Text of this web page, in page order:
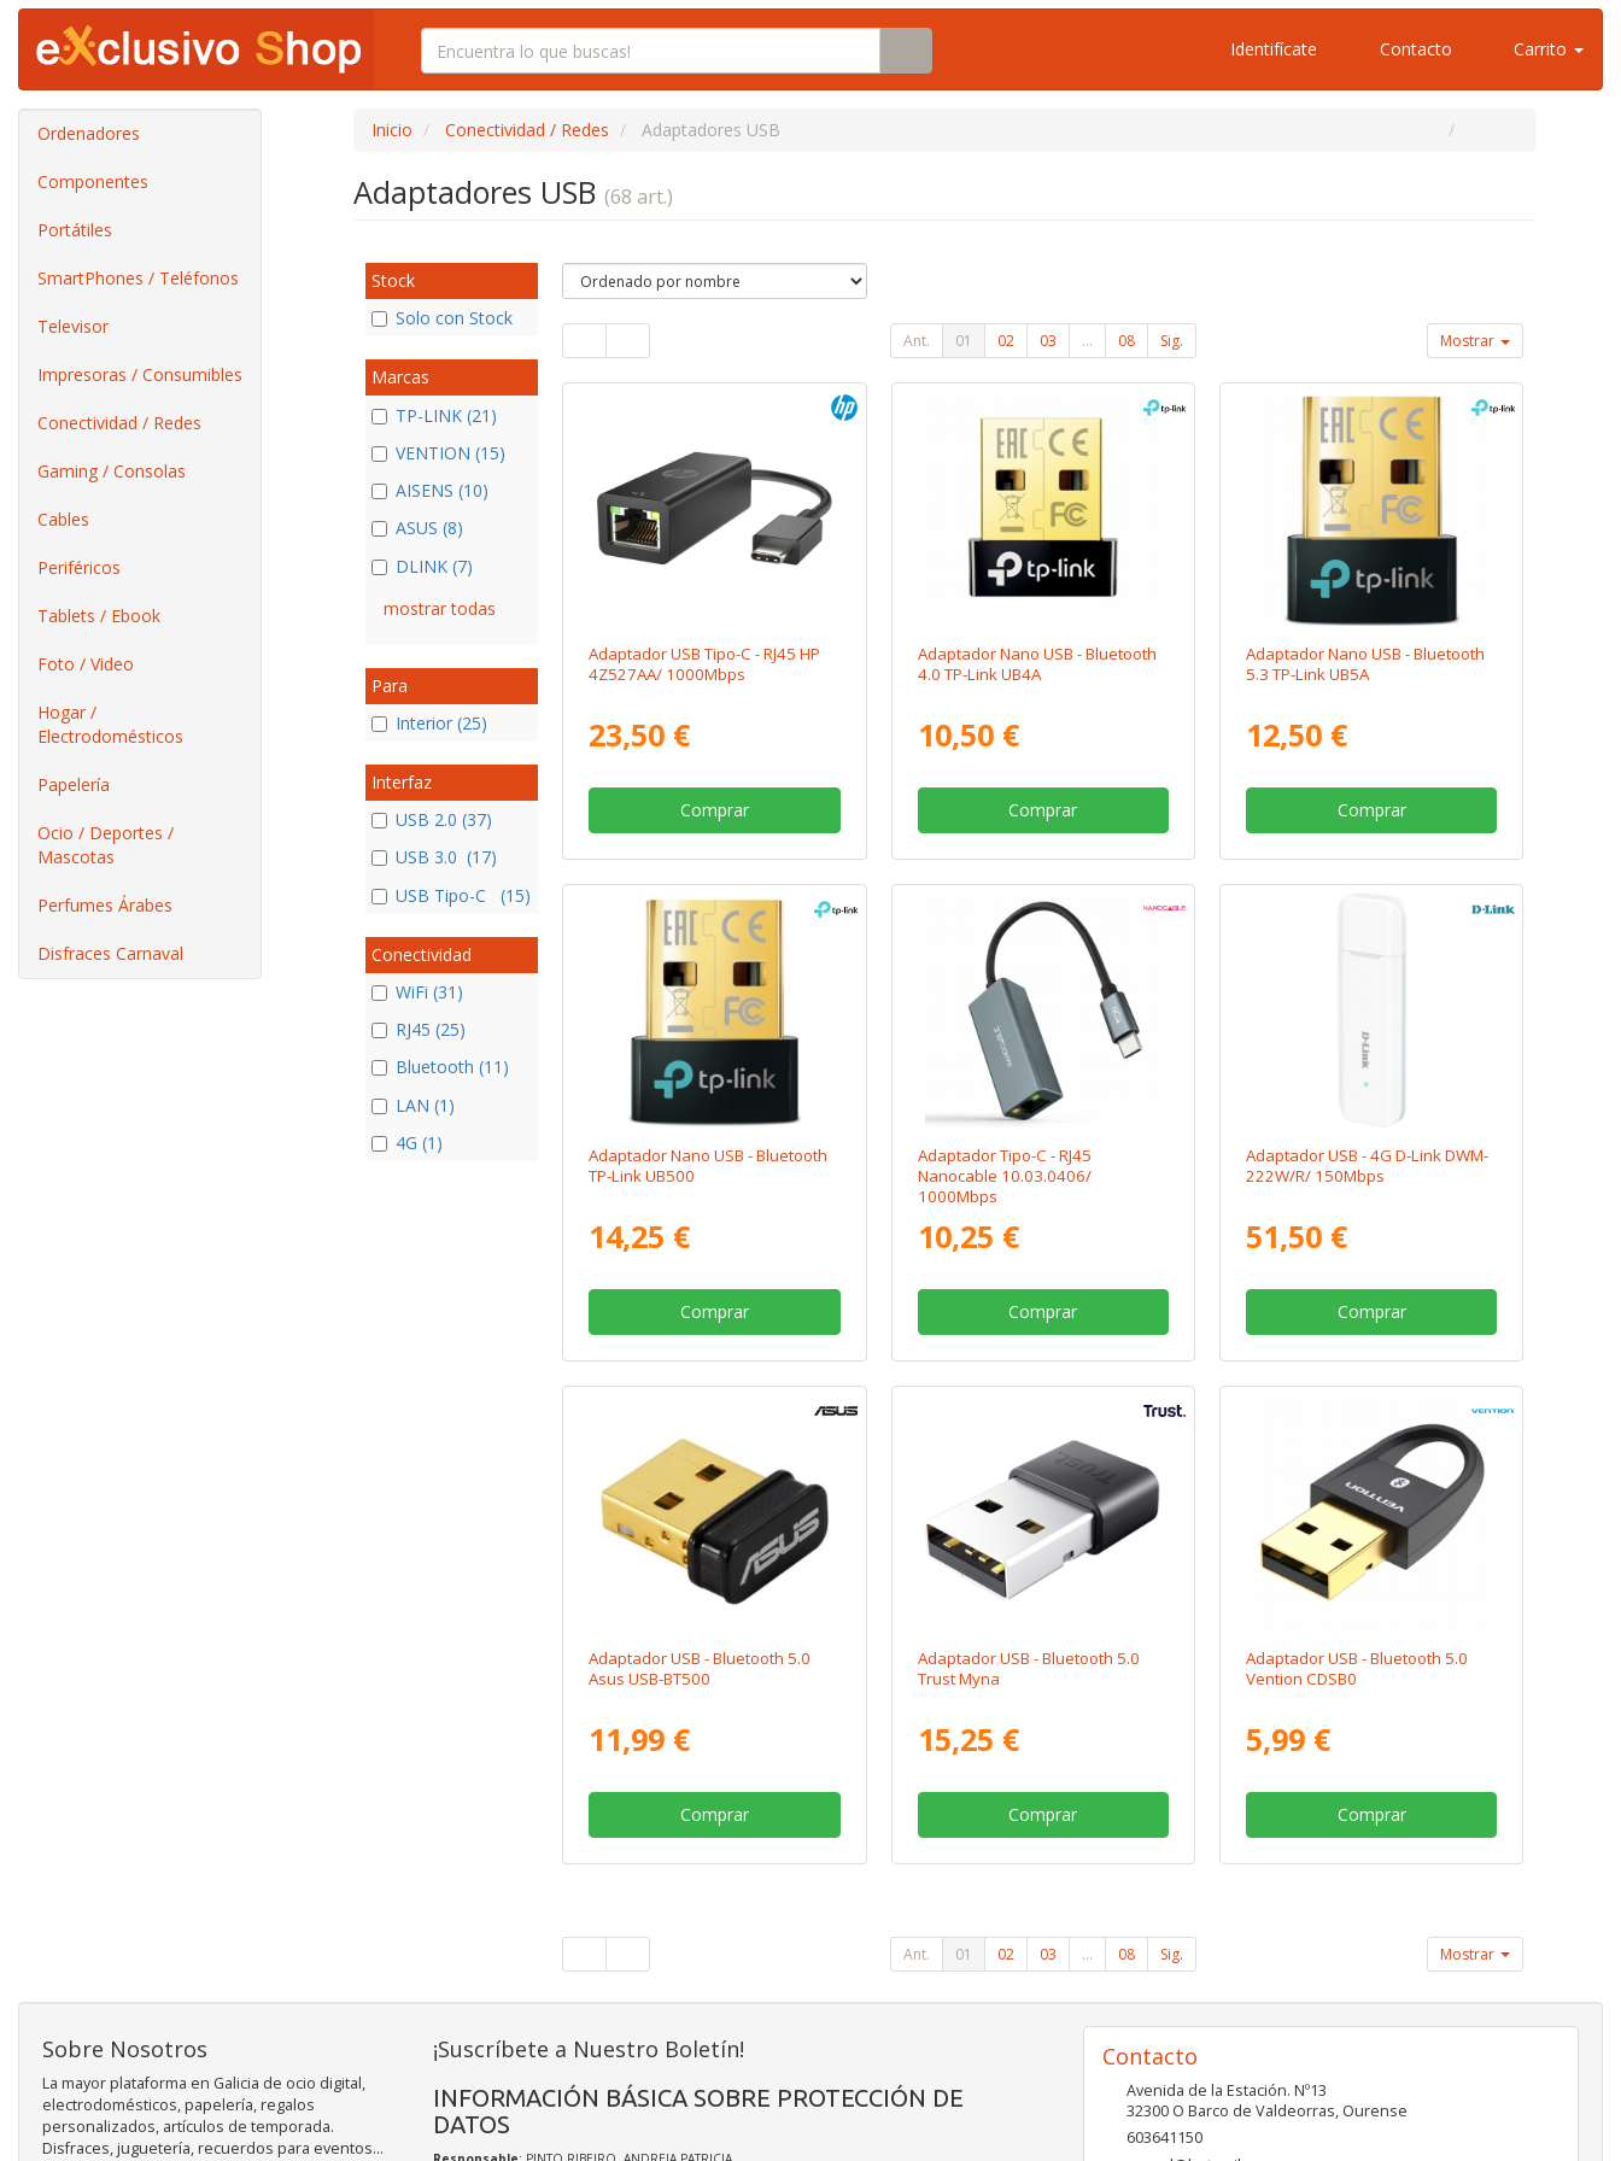
Identifícate Contacto Carrito
Ordenadores
Componentes
Portátiles
SmartPhones / Teléfonos
Televisor
Impresoras / Consumibles
Conectividad / Redes
Gaming / Consolas
Cables
Periféricos
Tablets / Ebook
Foto / Video
Hogar /
Electrodomésticos
Papelería
Ocio / Deportes /
Mascotas
Perfumes Árabes
Disfraces Carnaval
Inicio Conectividad / Redes Adaptadores USB
Adaptadores USB (68 art.)
Stock
Solo con Stock
Marcas
TP-LINK (21)
VENTION (15)
AISENS (10)
ASUS (8)
DLINK (7)
mostrar todas
Para
Interior (25)
Interfaz
USB 2.0 (37)
USB 3.0 (17)
USB Tipo-C (15)
Conectividad
WiFi (31)
RJ45 (25)
Bluetooth (11)
LAN (1)
4G (1)
Ant. 01 02 03 ... 08 Sig. Mostrar
Adaptador USB Tipo-C - RJ45 HP
4Z527AA/ 1000Mbps
23,50 €
Comprar
Adaptador Nano USB - Bluetooth
4.0 TP-Link UB4A
10,50 €
Comprar
Adaptador Nano USB - Bluetooth
5.3 TP-Link UB5A
12,50 €
Comprar
Adaptador Nano USB - Bluetooth
TP-Link UB500
14,25 €
Comprar
Adaptador Tipo-C - RJ45
Nanocable 10.03.0406/
1000Mbps
10,25 €
Comprar
Adaptador USB - 4G D-Link DWM-
222W/R/ 150Mbps
51,50 €
Comprar
Adaptador USB - Bluetooth 5.0
Asus USB-BT500
11,99 €
Comprar
Adaptador USB - Bluetooth 5.0
Trust Myna
15,25 €
Comprar
Adaptador USB - Bluetooth 5.0
Vention CDSB0
5,99 €
Comprar
Ant. 01 02 03 ... 08 Sig. Mostrar
Sobre Nosotros
La mayor plataforma en Galicia de ocio digital,
electrodomésticos, papelería, regalos
personalizados, artículos de temporada.
Disfraces, juguetería, recuerdos para eventos...
¡Suscríbete a Nuestro Boletín!
INFORMACIÓN BÁSICA SOBRE PROTECCIÓN DE
DATOS
Contacto
Avenida de la Estación. Nº13
32300 O Barco de Valdeorras, Ourense
603641150